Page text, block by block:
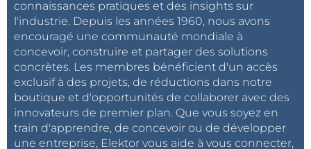
connaissances pratiques et des insights sur
l'industrie. Depuis les années 1960, nous avons
encouragé une communauté mondiale à
concevoir, construire et partager des solutions
concrètes. Les membres bénéficient d'un accès
exclusif à des projets, de réductions dans notre
boutique et d'opportunités de collaborer avec des
innovateurs de premier plan. Que vous soyez en
train d'apprendre, de concevoir ou de développer
une entreprise, Elektor vous aide à vous connecter,